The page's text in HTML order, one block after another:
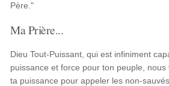
Père."
Ma Prière...
Dieu Tout-Puissant, qui est infiniment
puissance et force pour ton peuple,
ta puissance pour appeler les non-